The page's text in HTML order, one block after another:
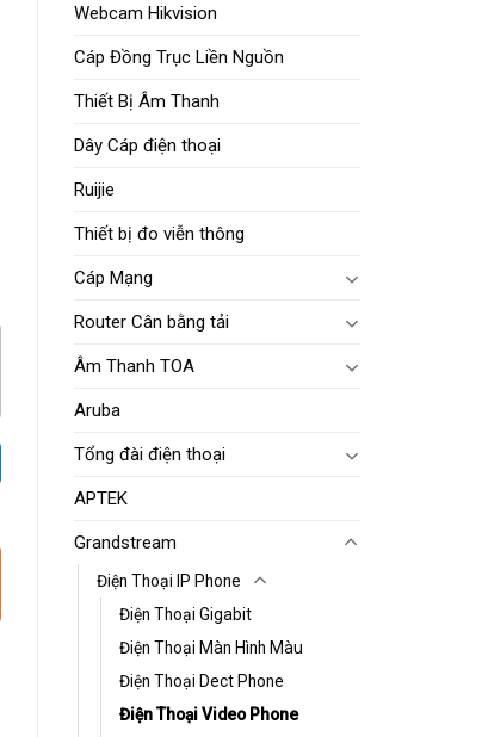
Webcam Hikvision
Cáp Đồng Trục Liền Nguồn
Thiết Bị Âm Thanh
Dây Cáp điện thoại
Ruijie
Thiết bị đo viễn thông
Cáp Mạng
Router Cân bằng tải
Âm Thanh TOA
Aruba
Tổng đài điện thoại
APTEK
Grandstream
Điện Thoại IP Phone
Điện Thoại Gigabit
Điện Thoại Màn Hình Màu
Điện Thoại Dect Phone
Điện Thoại Video Phone